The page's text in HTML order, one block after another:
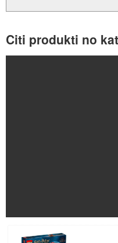
Citi produkti no